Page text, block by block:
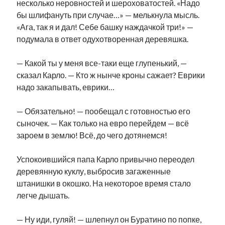
несколько неровностей и шероховатостей. «Надо
бы шлифануть при случае…» — мелькнула мысль.
«Ага, так я и дал! Себе башку наждачкой три!» —
подумала в ответ одухотворенная деревяшка.
— Какой ты у меня все-таки еще глупенький, —
сказал Карло. — Кто ж нынче кроны сажает? Еврики
надо закапывать, еврики…
— Обязательно! — пообещал с готовностью его
сыночек. — Как только на евро перейдем — всё
зароем в землю! Всё, до чего дотянемся!
Успокоившийся папа Карло привычно переодел
деревянную куклу, выбросив загаженные
штанишки в окошко. На некоторое время стало
легче дышать.
— Ну иди, гуляй! — шлепнул он Буратино по попке,